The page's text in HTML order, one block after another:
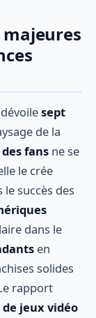
majeures
sept
de la
fans ne se
le crée
succès des
dans le
en
solides
rapport
jeux vidéo